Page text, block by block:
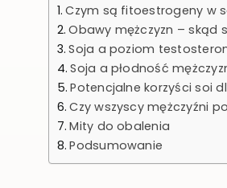
Czym są fitoestrogeny w
Obawy mężczyzn – skąd
Soja a poziom
Soja a płodność
Potencjalne korzyści soi
Czy wszyscy mężczyźni
Mity do obalenia
Podsumowanie